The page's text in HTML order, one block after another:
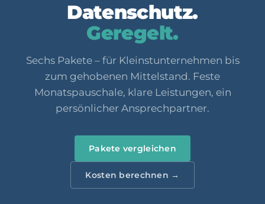
Datenschutz.
Geregelt.
Sechs Pakete – für Kleinstunternehmen bis
zum gehobenen Mittelstand. Feste
Monatspauschale, klare Leistungen, ein
persönlicher Ansprechpartner.
Pakete vergleichen
Kosten berechnen →